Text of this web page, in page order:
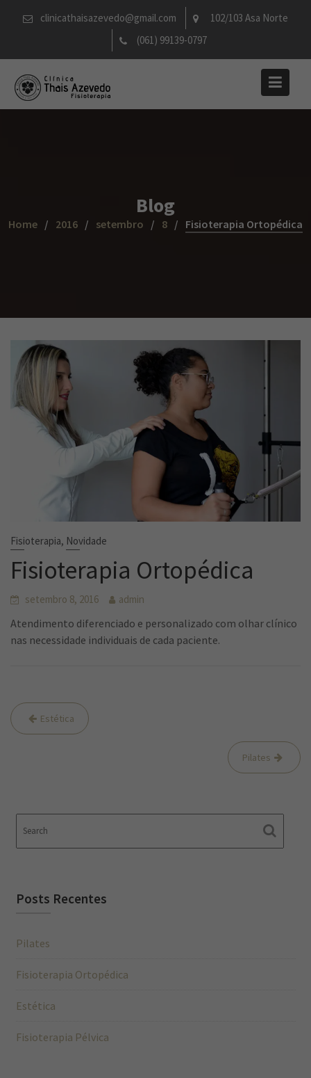
clinicathaisazevedo@gmail.com
102/103 Asa Norte
(061) 99139-0797
Blog
Home 2016 setembro 8 Fisioterapia Ortopédica
Fisioterapia, Novidade
Fisioterapia Ortopédica
setembro 8, 2016 admin
Atendimento diferenciado e personalizado com olhar clínico
nas necessidade individuais de cada paciente.
Navegação
de
Estética
Pilates
Posts Recentes
Pilates
Fisioterapia Ortopédica
Estética
Fisioterapia Pélvica